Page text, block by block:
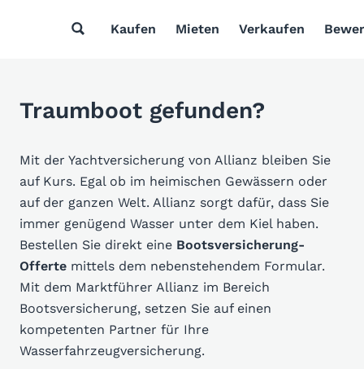
Kaufen Mieten Verkaufen
Traumboot gefunden?
Mit der Yachtversicherung von Allianz bleiben Sie
auf Kurs. Egal ob im heimischen Gewässern oder
auf der ganzen Welt. Allianz sorgt dafür, dass Sie
immer genügend Wasser unter dem Kiel haben.
Bestellen Sie direkt eine Bootsversicherung-
Offerte mittels dem nebenstehendem Formular.
Mit dem Marktführer Allianz im Bereich
Bootsversicherung, setzen Sie auf einen
kompetenten Partner für Ihre
Wasserfahrzeugversicherung.